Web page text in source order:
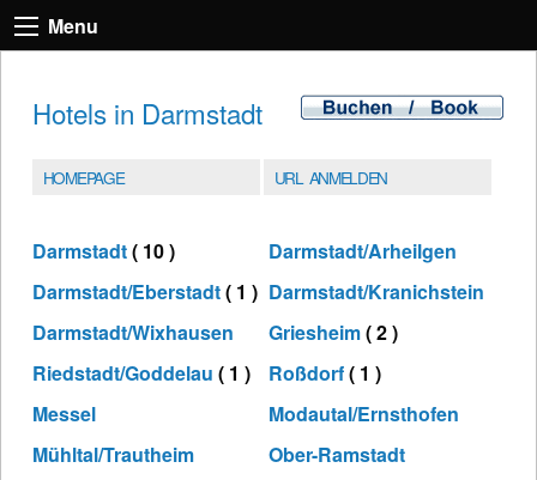
Menu
Hotels in Darmstadt
HOMEPAGE URL ANMELDEN
Darmstadt( 10 )
Darmstadt/Arheilgen
Darmstadt/Eberstadt( 1 ) Darmstadt/Kranichstein
Darmstadt/Wixhausen
Griesheim( 2 )
Riedstadt/Goddelau ( 1 ) Roßdorf( 1 )
Messel
Modautal/Ernsthofen
Mühltal/Trautheim
Ober-Ramstadt